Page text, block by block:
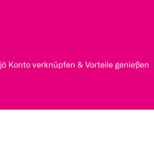
jö Konto verknüpfen & Vorteile genießen